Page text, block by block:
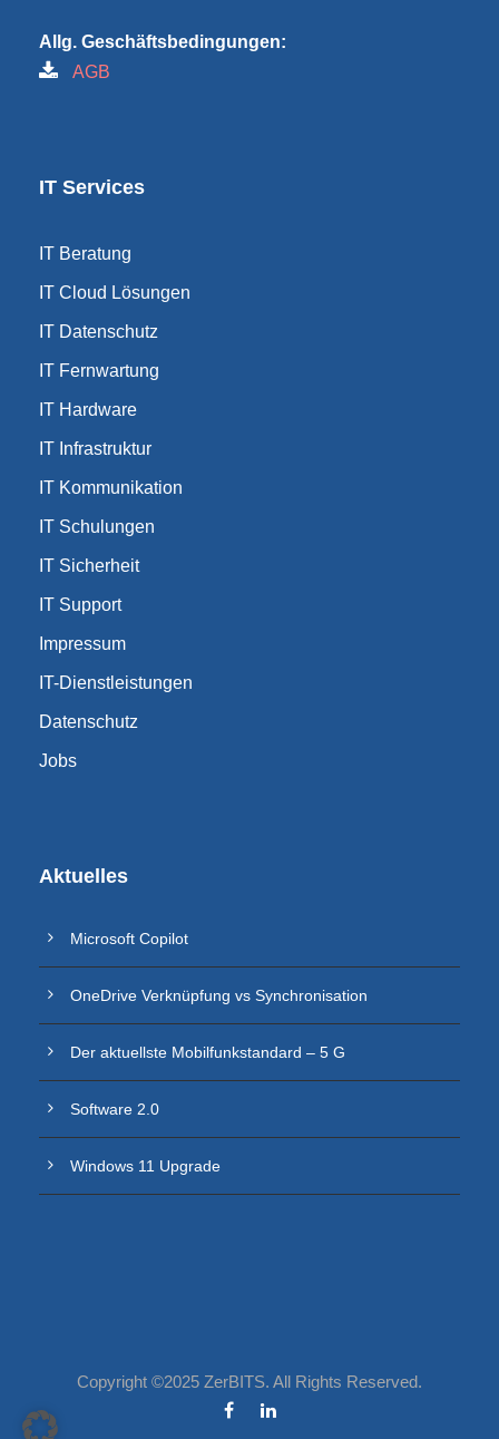
Allg. Geschäftsbedingungen:
AGB
IT Services
IT Beratung
IT Cloud Lösungen
IT Datenschutz
IT Fernwartung
IT Hardware
IT Infrastruktur
IT Kommunikation
IT Schulungen
IT Sicherheit
IT Support
Impressum
IT-Dienstleistungen
Datenschutz
Jobs
Aktuelles
Microsoft Copilot
OneDrive Verknüpfung vs Synchronisation
Der aktuellste Mobilfunkstandard – 5 G
Software 2.0
Windows 11 Upgrade
Copyright ©2025 ZerBITS. All Rights Reserved.